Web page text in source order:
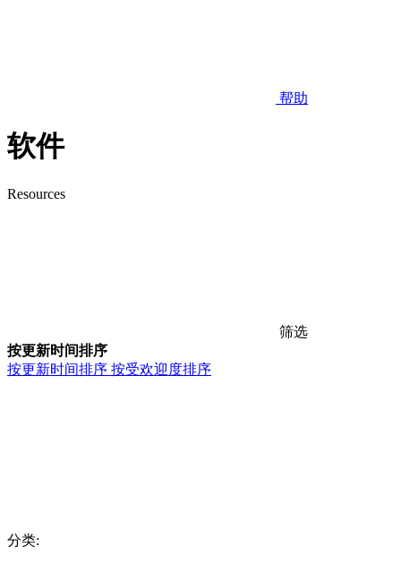
帮助
软件
Resources
筛选
按更新时间排序
按更新时间排序 按受欢迎度排序
分类: